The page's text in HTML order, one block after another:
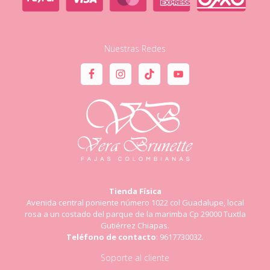
Nuestras Redes
Tienda Física
Avenida central poniente número 1022 col Guadalupe, local
rosa a un costado del parque de la marimba Cp 29000 Tuxtla
Gutiérrez Chiapas.
Teléfono de contacto: 9617730032.
Soporte al cliente